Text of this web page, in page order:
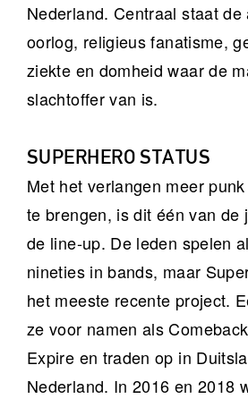
Nederland. Centraal staat de
oorlog, religieus fanatisme,
ziekte en domheid waar de
slachtoffer van is.
SUPERHERO STATUS
Met het verlangen meer
te brengen, is dit één van de
de line-up. De leden spelen
nineties in bands, maar
het meeste recente project.
ze voor namen als
Expire en traden op in
Nederland. In 2016 en 2018